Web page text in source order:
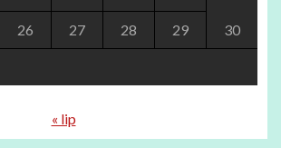
26 27 28 29 30
« lip